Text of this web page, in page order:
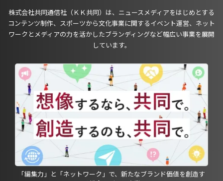
株式会社共同通信社（ＫＫ共同）は、ニュースメディアをはじめとする
コンテンツ制作、スポーツから文化事業に関するイベント運営、ネット
ワークとメディアの力を活かしたブランディングなど幅広い事業を展開
しています。
「編集力」と「ネットワーク」で、新たなブランド価値を創造す